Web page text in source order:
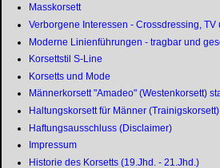
Masskorsett
Verborgene Interessen - Crossdressing,
Moderne Linienführungen - tragbar und
Korsettstil S-Line
Korsetts und Mode
Männerkorsett "Amadeo" (Westenkorsett)
Haltungskorsett für Männer (Trainigskorsett)
Haftungsausschluss (Disclaimer)
Impressum
Historie des Korsetts (19.Jhd. - 21.Jhd.)